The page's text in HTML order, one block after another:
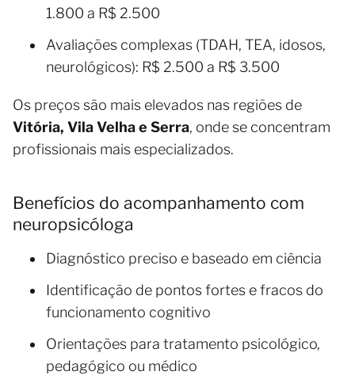
1.800 a R$ 2.500
Avaliações complexas (TDAH, TEA, idosos,
neurológicos): R$ 2.500 a R$ 3.500
Os preços são mais elevados nas regiões de
Vitória, Vila Velha e Serra, onde se concentram
profissionais mais especializados.
Benefícios do acompanhamento com
neuropsicóloga
Diagnóstico preciso e baseado em ciência
Identificação de pontos fortes e fracos do
funcionamento cognitivo
Orientações para tratamento psicológico,
pedagógico ou médico